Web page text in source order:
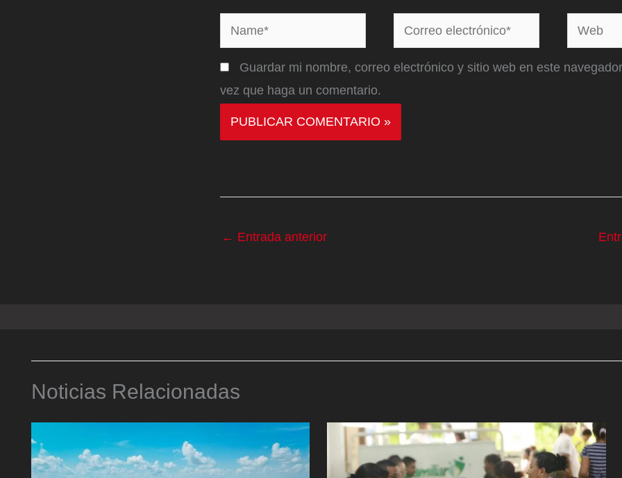
Name*
Correo
electrónico*
Web
Guardar mi nombre, correo electrónico y sitio web en este
vez que haga un comentario.
← Entrada anterior
Noticias Relacionadas